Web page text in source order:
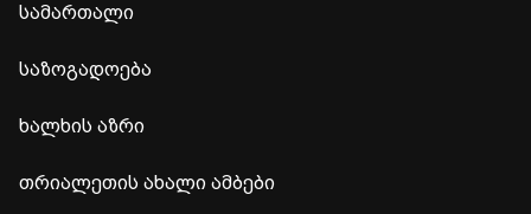
სამართალი
საზოგადოება
ხალხის აზრი
თრიალეთის ახალი ამბები